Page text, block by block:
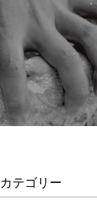
カテゴリー